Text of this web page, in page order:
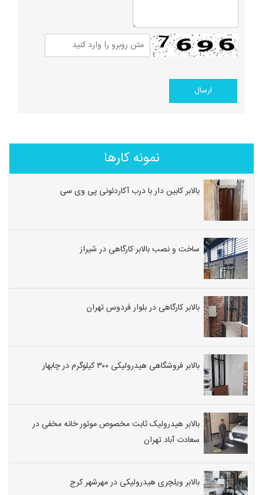
نمونه کارها
بالابر کابین دار با درب آکاردئونی پی وی سی
ساخت و نصب بالابر کارگاهی در شیراز
بالابر کارگاهی در بلوار فردوس تهران
بالابر فروشگاهی هیدرولیکی ۳۰۰ کیلوگرم در چابهار
بالابر هیدرولیک ثابت مخصوص موتور خانه مخفی در
سعادت آباد تهران
بالابر ویلچری هیدرولیکی در مهرشهر کرج